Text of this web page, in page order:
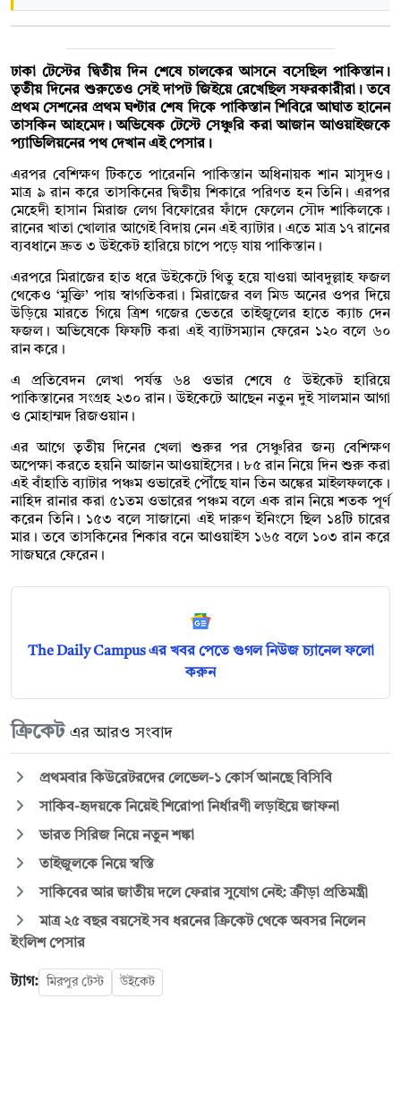
ঢাকা টেস্টের দ্বিতীয় দিন শেষে চালকের আসনে বসেছিল পাকিস্তান।
তৃতীয় দিনের শুরুতেও সেই দাপট জিইয়ে রেখেছিল সফরকারীরা। তবে
প্রথম সেশনের প্রথম ঘণ্টার শেষ দিকে পাকিস্তান শিবিরে আঘাত হানেন
তাসকিন আহমেদ। অভিষেক টেস্টে সেঞ্চুরি করা আজান আওয়াইজকে
প্যাভিলিয়নের পথ দেখান এই পেসার।
এরপর বেশিক্ষণ টিকতে পারেননি পাকিস্তান অধিনায়ক শান মাসুদও।
মাত্র ৯ রান করে তাসকিনের দ্বিতীয় শিকারে পরিণত হন তিনি। এরপর
মেহেদী হাসান মিরাজ লেগ বিফোরের ফাঁদে ফেলেন সৌদ শাকিলকে।
রানের খাতা খোলার আগেই বিদায় নেন এই ব্যাটার। এতে মাত্র ১৭ রানের
ব্যবধানে দ্রুত ৩ উইকেট হারিয়ে চাপে পড়ে যায় পাকিস্তান।
এরপরে মিরাজের হাত ধরে উইকেটে থিতু হয়ে যাওয়া আবদুল্লাহ ফজল
থেকেও ‘মুক্তি’ পায় স্বাগতিকরা। মিরাজের বল মিড অনের ওপর দিয়ে
উড়িয়ে মারতে গিয়ে ত্রিশ গজের ভেতরে তাইজুলের হাতে ক্যাচ দেন
ফজল। অভিষেকে ফিফটি করা এই ব্যাটসম্যান ফেরেন ১২০ বলে ৬০
রান করে।
এ প্রতিবেদন লেখা পর্যন্ত ৬৪ ওভার শেষে ৫ উইকেট হারিয়ে
পাকিস্তানের সংগ্রহ ২৩০ রান। উইকেটে আছেন নতুন দুই সালমান আগা
ও মোহাম্মদ রিজওয়ান।
এর আগে তৃতীয় দিনের খেলা শুরুর পর সেঞ্চুরির জন্য বেশিক্ষণ
অপেক্ষা করতে হয়নি আজান আওয়াইসের। ৮৫ রান নিয়ে দিন শুরু করা
এই বাঁহাতি ব্যাটার পঞ্চম ওভারেই পৌঁছে যান তিন অঙ্কের মাইলফলকে।
নাহিদ রানার করা ৫১তম ওভারের পঞ্চম বলে এক রান নিয়ে শতক পূর্ণ
করেন তিনি। ১৫৩ বলে সাজানো এই দারুণ ইনিংসে ছিল ১৪টি চারের
মার। তবে তাসকিনের শিকার বনে আওয়াইস ১৬৫ বলে ১০৩ রান করে
সাজঘরে ফেরেন।
The Daily Campus এর খবর পেতে গুগল নিউজ চ্যানেল ফলো
করুন
ক্রিকেট এর আরও সংবাদ
প্রথমবার কিউরেটরদের লেভেল-১ কোর্স আনছে বিসিবি
সাকিব-হৃদয়কে নিয়েই শিরোপা নির্ধারণী লড়াইয়ে জাফনা
ভারত সিরিজ নিয়ে নতুন শঙ্কা
তাইজুলকে নিয়ে স্বস্তি
সাকিবের আর জাতীয় দলে ফেরার সুযোগ নেই: ক্রীড়া প্রতিমন্ত্রী
মাত্র ২৫ বছর বয়সেই সব ধরনের ক্রিকেট থেকে অবসর নিলেন
ইংলিশ পেসার
ট্যাগ: মিরপুর টেস্ট উইকেট